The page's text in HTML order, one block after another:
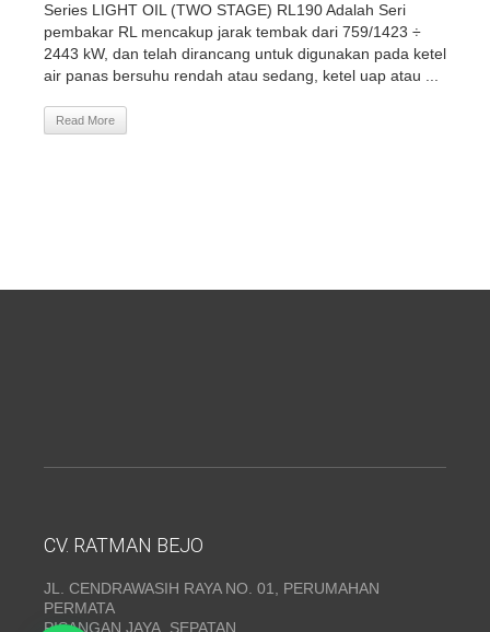
Series LIGHT OIL (TWO STAGE) RL190 Adalah Seri
pembakar RL mencakup jarak tembak dari 759/1423 ÷
2443 kW, dan telah dirancang untuk digunakan pada ketel
air panas bersuhu rendah atau sedang, ketel uap atau ...
Read More
CV. RATMAN BEJO
JL. CENDRAWASIH RAYA NO. 01, PERUMAHAN
PERMATA
PISANGAN JAYA, SEPATAN